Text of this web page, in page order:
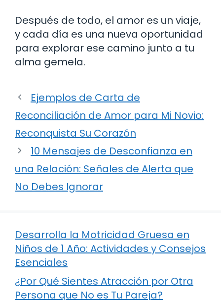
Después de todo, el amor es un viaje,
y cada día es una nueva oportunidad
para explorar ese camino junto a tu
alma gemela.
Ejemplos de Carta de
Reconciliación de Amor para Mi Novio:
Reconquista Su Corazón
10 Mensajes de Desconfianza en
una Relación: Señales de Alerta que
No Debes Ignorar
Desarrolla la Motricidad Gruesa en
Niños de 1 Año: Actividades y Consejos
Esenciales
¿Por Qué Sientes Atracción por Otra
Persona que No es Tu Pareja?